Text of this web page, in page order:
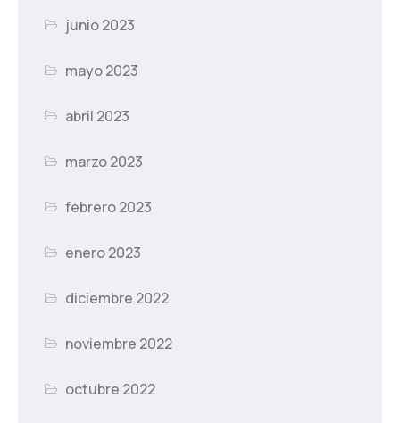
junio 2023
mayo 2023
abril 2023
marzo 2023
febrero 2023
enero 2023
diciembre 2022
noviembre 2022
octubre 2022